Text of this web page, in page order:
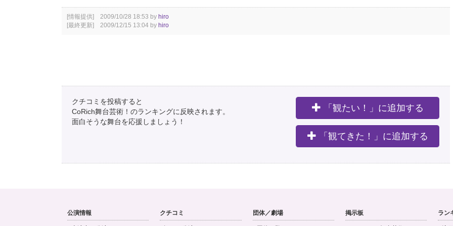
[情報提供] 2009/10/28 18:53 by hiro
[最終更新] 2009/12/15 13:04 by hiro
クチコミを投稿すると
CoRich舞台芸術！のランキングに反映されます。
面白そうな舞台を応援しましょう！
「観たい！」に追加する
「観てきた！」に追加する
公演情報 クチコミ 団体／劇場 掲示板 ラン